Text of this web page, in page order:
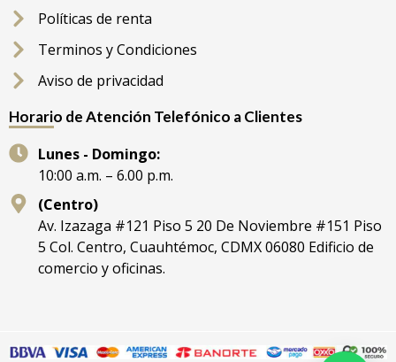
Políticas de renta
Terminos y Condiciones
Aviso de privacidad
Horario de Atención Telefónico a Clientes
Lunes - Domingo:
10:00 a.m. – 6.00 p.m.
(Centro)
Av. Izazaga #121 Piso 5 20 De Noviembre #151 Piso
5 Col. Centro, Cuauhtémoc, CDMX 06080 Edificio de
comercio y oficinas.